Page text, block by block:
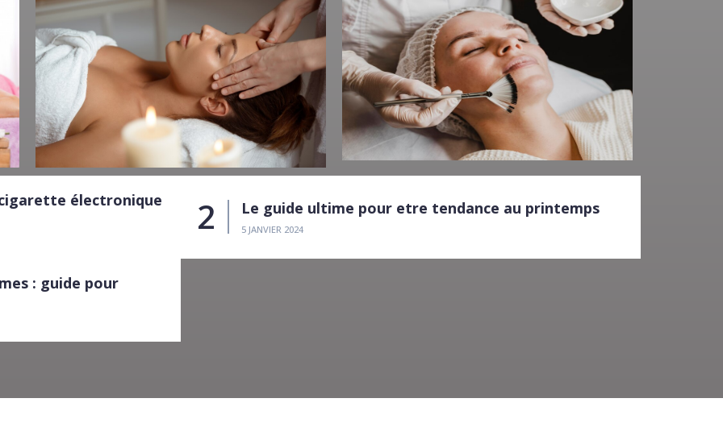
électronique
Le guide ultime pour etre tendance au printemps
5 JANVIER 2024
: guide pour